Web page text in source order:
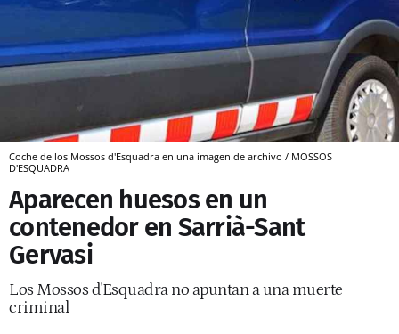
Coche de los Mossos d'Esquadra en una imagen de archivo / MOSSOS
D'ESQUADRA
Aparecen huesos en un
contenedor en Sarrià-Sant
Gervasi
Los Mossos d'Esquadra no apuntan a una muerte
criminal